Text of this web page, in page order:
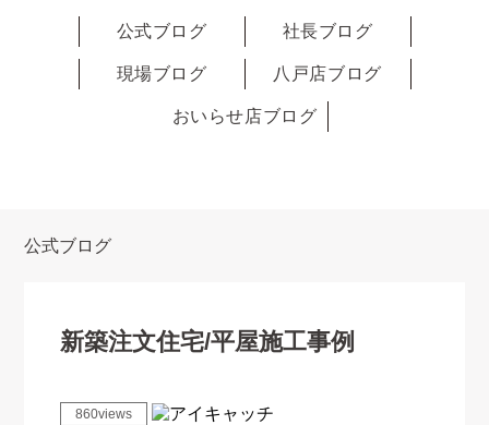
公式ブログ 社長ブログ
現場ブログ 八戸店ブログ
おいらせ店ブログ
公式ブログ
新築注文住宅/平屋施工事例
860views